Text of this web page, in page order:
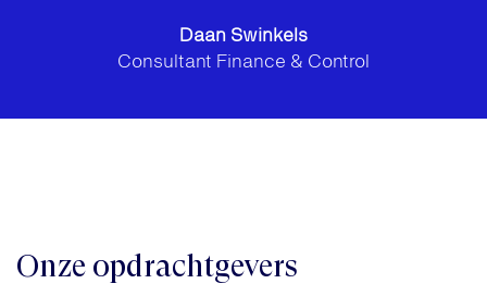
Daan Swinkels
Consultant Finance & Control
Onze opdrachtgevers